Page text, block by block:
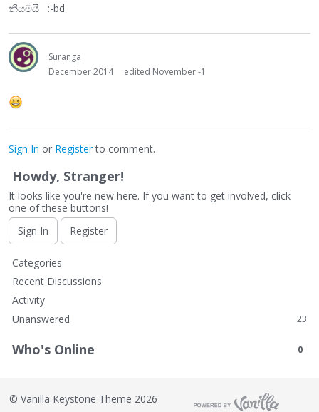
නියමයි :-bd
Suranga
December 2014
edited November -1
Sign In or Registerto comment.
Howdy, Stranger!
It looks like you're new here. If you want to get involved, click
one of these buttons!
Sign In
Register
Q
u
c
k
s
Categories
Recent Discussions
Activity
Unanswered
23
Who's Online 0
© Vanilla Keystone Theme 2026